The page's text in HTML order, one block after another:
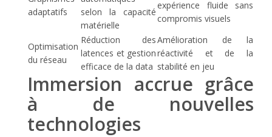
adaptatifs
selon la capacité
matérielle
expérience fluide sans
compromis visuels
Optimisation
du réseau
Réduction des
latences et gestion
efficace de la data
Amélioration de la
réactivité et de la
stabilité en jeu
Immersion accrue grâce
à de nouvelles
technologies